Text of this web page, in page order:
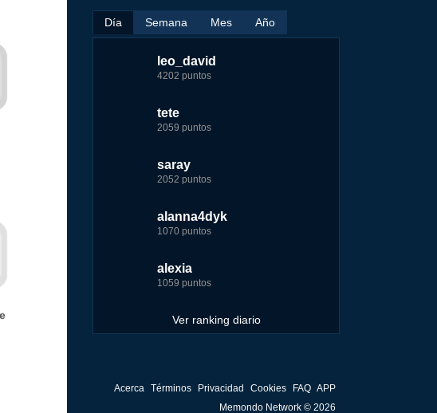
Día
leo_david
4202 puntos
tete
2059 puntos
saray
2052 puntos
alanna4dyk
1070 puntos
alexia
1059 puntos
Ver ranking diario
Semana
leo_david
21926 puntos
fer
7229 puntos
tete
6233 puntos
123dale
5192 puntos
saray
5183 puntos
Mes
leo_david
33385 puntos
jeremy_malpieu
15444 puntos
tete
8301 puntos
123dale
8290 puntos
fer
8283 puntos
Año
nomedigas
339916 puntos
jeremy_malpieu
263186 puntos
Baba
252929 puntos
john
244881 puntos
fer
236750 puntos
Acerca Términos Privacidad Cookies FAQ APP
Memondo Network © 2026